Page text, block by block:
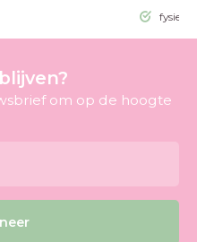
fysieke
om op de hoogte